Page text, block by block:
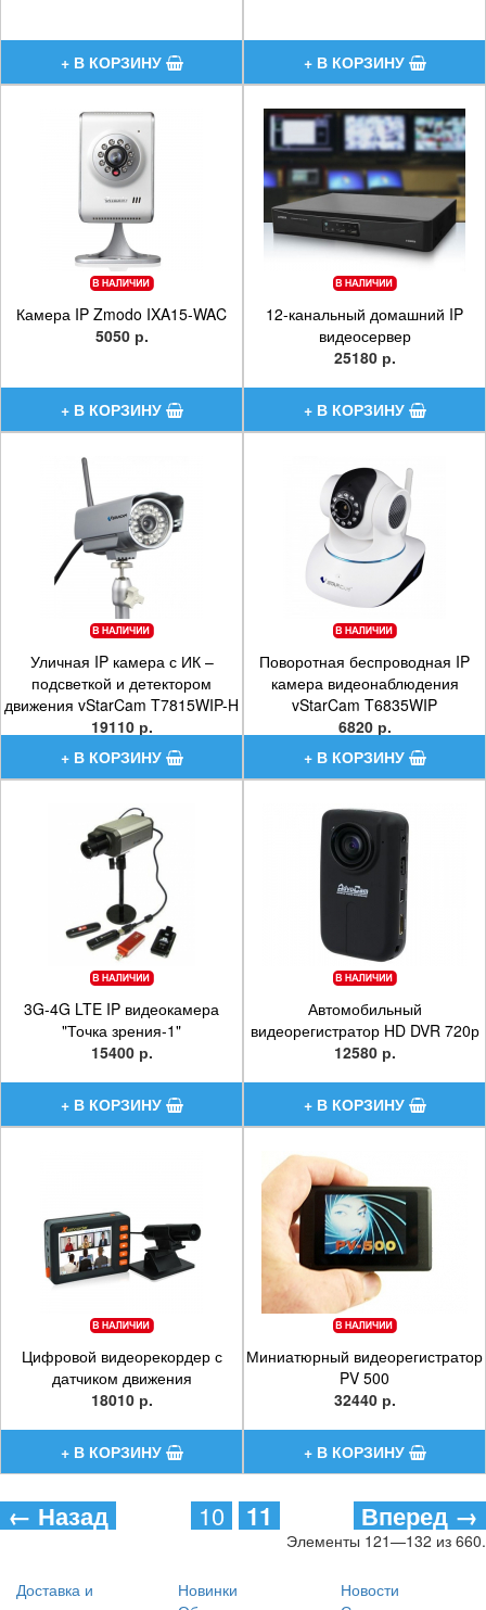
Камера IP Zmodo IXA15-WAC
5050 р.
12-канальный домашний IP
видеосервер
25180 р.
Уличная IP камера с ИК –
подсветкой и детектором
движения vStarCam T7815WIP-H
19110 р.
Поворотная беспроводная IP
камера видеонаблюдения
vStarCam T6835WIP
6820 р.
3G-4G LTE IP видеокамера
"Точка зрения-1"
15400 р.
Автомобильный
видеорегистратор HD DVR 720р
12580 р.
Цифровой видеорекордер с
датчиком движения
18010 р.
Миниатюрный видеорегистратор
PV 500
32440 р.
← Назад 10 11 Вперед →
Элементы 121—132 из 660.
Доставка и
Новинки
Новости